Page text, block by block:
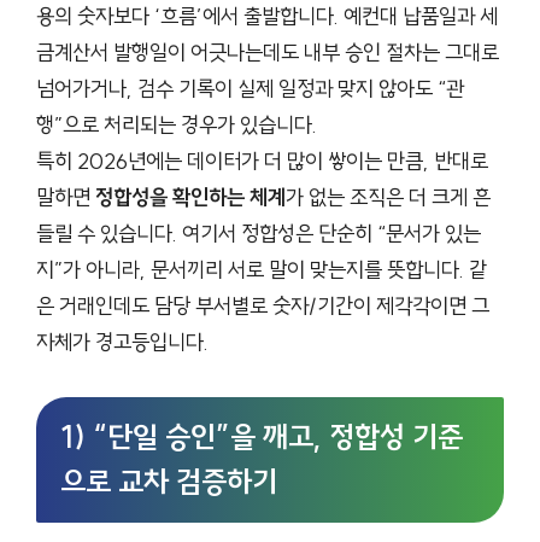
용의 숫자보다 ‘흐름’에서 출발합니다. 예컨대 납품일과 세
금계산서 발행일이 어긋나는데도 내부 승인 절차는 그대로
넘어가거나, 검수 기록이 실제 일정과 맞지 않아도 “관
행”으로 처리되는 경우가 있습니다.
특히 2026년에는 데이터가 더 많이 쌓이는 만큼, 반대로
말하면 정합성을 확인하는 체계가 없는 조직은 더 크게 흔
들릴 수 있습니다. 여기서 정합성은 단순히 “문서가 있는
지”가 아니라, 문서끼리 서로 말이 맞는지를 뜻합니다. 같
은 거래인데도 담당 부서별로 숫자/기간이 제각각이면 그
자체가 경고등입니다.
1) “단일 승인”을 깨고, 정합성 기준
으로 교차 검증하기